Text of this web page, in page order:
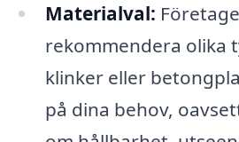
Materialval:
rekommendera olika
klinker eller
på dina behov,